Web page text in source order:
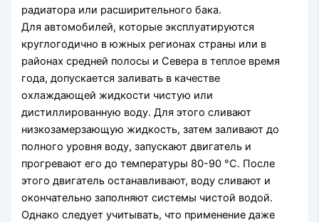
радиатора или расширительного бака.
Для автомобилей, которые эксплуатируются
круглогодично в южных регионах страны или в
районах средней полосы и Севера в теплое время
года, допускается заливать в качестве
охлаждающей жидкости чистую или
дистиллированную воду. Для этого сливают
низкозамерзающую жидкость, затем заливают до
полного уровня воду, запускают двигатель и
прогревают его до температуры 80-90 °С. После
этого двигатель останавливают, воду сливают и
окончательно заполняют системы чистой водой.
Однако следует учитывать, что применение даже